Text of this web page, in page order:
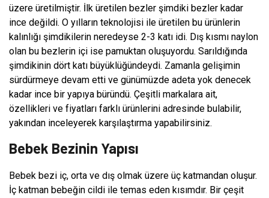
üzere üretilmiştir. İlk üretilen bezler şimdiki bezler kadar
ince değildi. O yılların teknolojisi ile üretilen bu ürünlerin
kalınlığı şimdikilerin neredeyse 2-3 katı idi. Dış kısmı naylon
olan bu bezlerin içi ise pamuktan oluşuyordu. Sarıldığında
şimdikinin dört katı büyüklüğündeydi. Zamanla gelişimin
sürdürmeye devam etti ve günümüzde adeta yok denecek
kadar ince bir yapıya büründü. Çeşitli markalara ait,
özellikleri ve fiyatları farklı ürünlerini adresinde bulabilir,
yakından inceleyerek karşılaştırma yapabilirsiniz.
Bebek Bezinin Yapısı
Bebek bezi iç, orta ve dış olmak üzere üç katmandan oluşur.
İç katman bebeğin cildi ile temas eden kısımdır. Bir çeşit